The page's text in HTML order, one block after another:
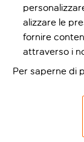
alizzare le
fornire
attraverso i
Per saperne di